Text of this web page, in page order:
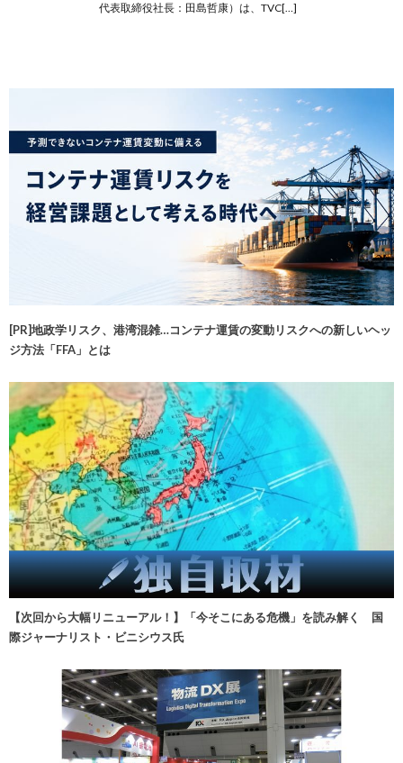
代表取締役社長：田島哲康）は、TVC[…]
[PR]地政学リスク、港湾混雑…コンテナ運賃の変動リスクへの新しいヘッ
ジ方法「FFA」とは
【次回から大幅リニューアル！】「今そこにある危機」を読み解く 国
際ジャーナリスト・ビニシウス氏